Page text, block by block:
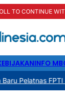
TO CONTINUE
INFO
FPTI 2026: